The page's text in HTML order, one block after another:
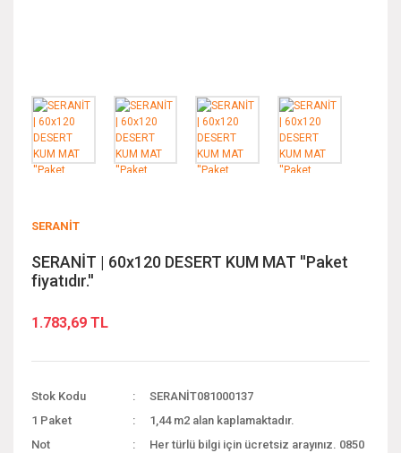
SERANİT
SERANİT | 60x120 DESERT KUM MAT ''Paket
fiyatıdır.''
1.783,69 TL
Stok Kodu
SERANİT081000137
1 Paket
1,44 m2 alan kaplamaktadır.
Not
Her türlü bilgi için ücretsiz arayınız. 0850